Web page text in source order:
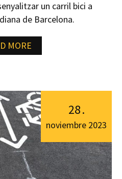
un carril bici a
de Barcelona.
MORE
28.
noviembre 2023